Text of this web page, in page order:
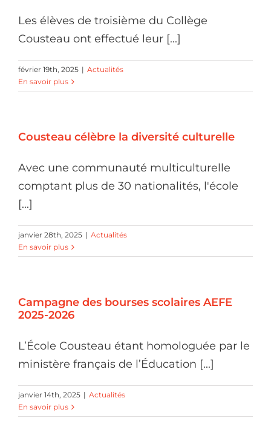
Les élèves de troisième du Collège
Cousteau ont effectué leur [...]
février 19th, 2025 | Actualités
En savoir plus
Cousteau célèbre la diversité culturelle
Avec une communauté multiculturelle
comptant plus de 30 nationalités, l'école
[...]
janvier 28th, 2025 | Actualités
En savoir plus
Campagne des bourses scolaires AEFE
2025-2026
L’École Cousteau étant homologuée par le
ministère français de l’Éducation [...]
janvier 14th, 2025 | Actualités
En savoir plus